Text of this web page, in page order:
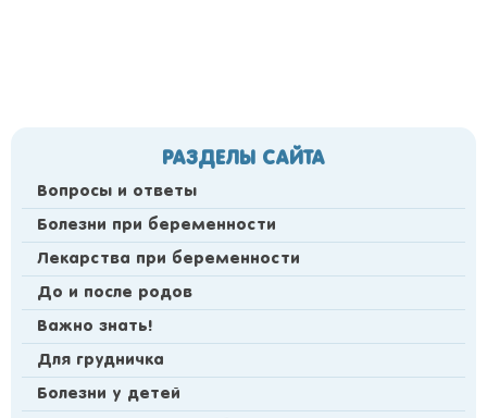
РАЗДЕЛЫ САЙТА
Вопросы и ответы
Болезни при беременности
Лекарства при беременности
До и после родов
Важно знать!
Для грудничка
Болезни у детей